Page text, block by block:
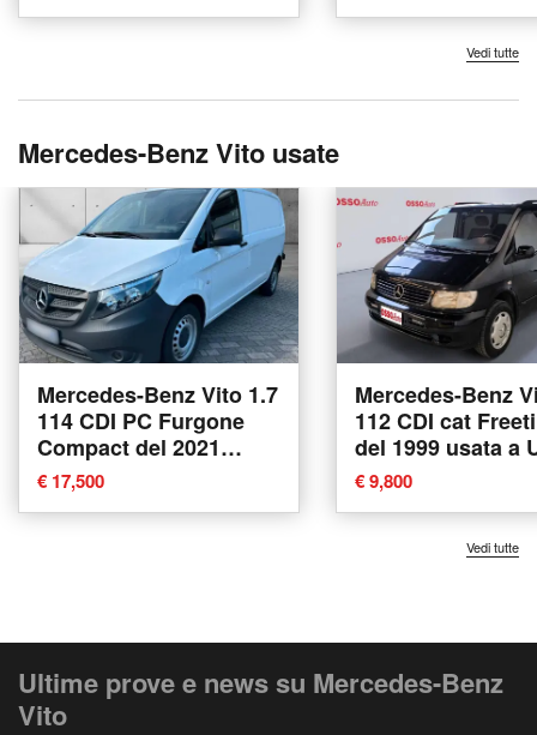
Vedi tutte
Mercedes-Benz Vito usate
Mercedes-Benz Vito 1.7
114 CDI PC Furgone
Compact del 2021
usata
€ 17,500
Mercedes-Benz
112 CDI cat
del 1999 usata a
€ 9,800
Vedi tutte
Ultime prove e news su Mercedes-Benz
Vito